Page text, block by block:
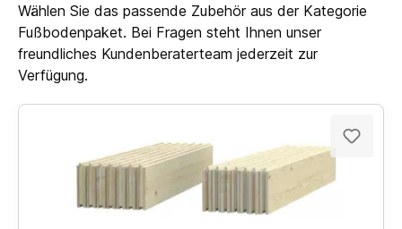
Wählen Sie das passende Zubehör aus der Kategorie
Fußbodenpaket. Bei Fragen steht Ihnen unser
freundliches Kundenberaterteam jederzeit zur
Verfügung.